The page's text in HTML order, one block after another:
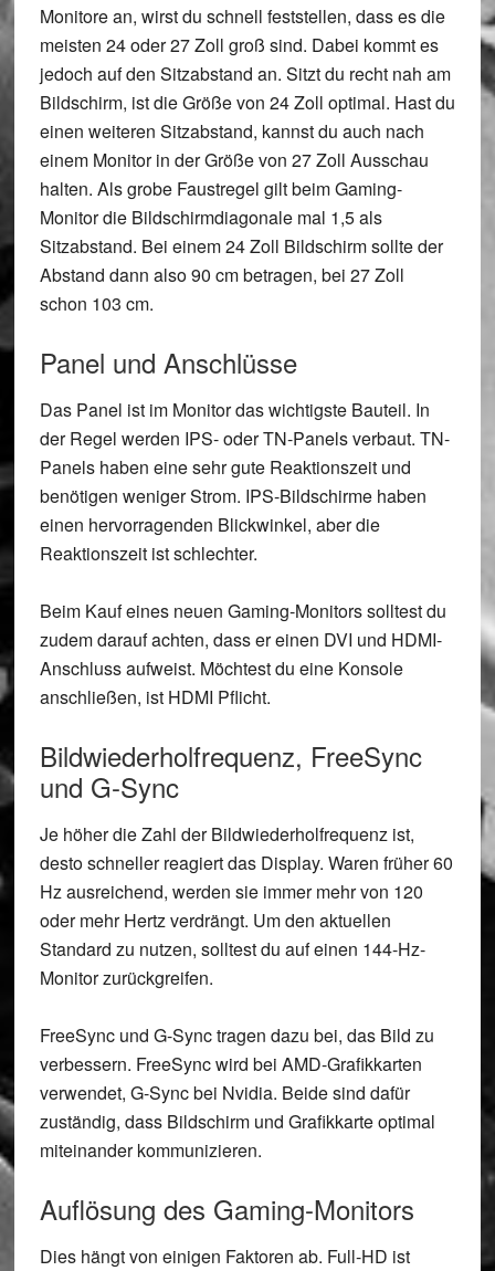
Monitore an, wirst du schnell feststellen, dass es die
meisten 24 oder 27 Zoll groß sind. Dabei kommt es
jedoch auf den Sitzabstand an. Sitzt du recht nah am
Bildschirm, ist die Größe von 24 Zoll optimal. Hast du
einen weiteren Sitzabstand, kannst du auch nach
einem Monitor in der Größe von 27 Zoll Ausschau
halten. Als grobe Faustregel gilt beim Gaming-
Monitor die Bildschirmdiagonale mal 1,5 als
Sitzabstand. Bei einem 24 Zoll Bildschirm sollte der
Abstand dann also 90 cm betragen, bei 27 Zoll
schon 103 cm.
Panel und Anschlüsse
Das Panel ist im Monitor das wichtigste Bauteil. In
der Regel werden IPS- oder TN-Panels verbaut. TN-
Panels haben eine sehr gute Reaktionszeit und
benötigen weniger Strom. IPS-Bildschirme haben
einen hervorragenden Blickwinkel, aber die
Reaktionszeit ist schlechter.
Beim Kauf eines neuen Gaming-Monitors solltest du
zudem darauf achten, dass er einen DVI und HDMI-
Anschluss aufweist. Möchtest du eine Konsole
anschließen, ist HDMI Pflicht.
Bildwiederholfrequenz, FreeSync
und G-Sync
Je höher die Zahl der Bildwiederholfrequenz ist,
desto schneller reagiert das Display. Waren früher 60
Hz ausreichend, werden sie immer mehr von 120
oder mehr Hertz verdrängt. Um den aktuellen
Standard zu nutzen, solltest du auf einen 144-Hz-
Monitor zurückgreifen.
FreeSync und G-Sync tragen dazu bei, das Bild zu
verbessern. FreeSync wird bei AMD-Grafikkarten
verwendet, G-Sync bei Nvidia. Beide sind dafür
zuständig, dass Bildschirm und Grafikkarte optimal
miteinander kommunizieren.
Auflösung des Gaming-Monitors
Dies hängt von einigen Faktoren ab. Full-HD ist